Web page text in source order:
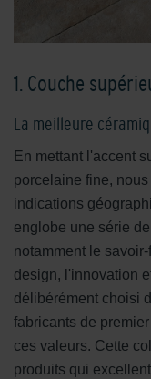
1. Couche
La meilleure
En mettant l'accent
porcelaine fine,
indications
englobe une série
notamment le
design, l'innovation
délibérément choisi
fabricants de
ces valeurs. Cette
produits qui